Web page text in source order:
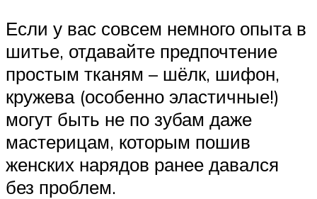
Если у вас совсем немного опыта в
шитье, отдавайте предпочтение
простым тканям – шёлк, шифон,
кружева (особенно эластичные!)
могут быть не по зубам даже
мастерицам, которым пошив
женских нарядов ранее давался
без проблем.